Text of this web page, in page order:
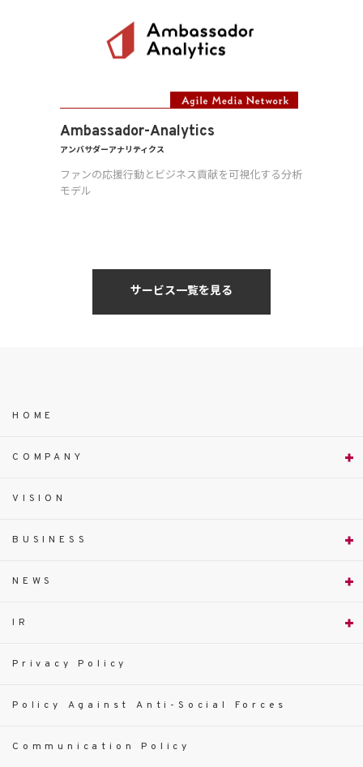
Ambassador-Analytics
アンバサダーアナリティクス
ファンの応援行動とビジネス貢献を可視化する分析
モデル
サービス一覧を見る
HOME
COMPANY
VISION
BUSINESS
NEWS
IR
Privacy Policy
Policy Against Anti-Social Forces
Communication Policy